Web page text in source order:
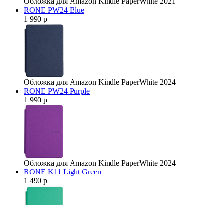
RONE PW24 Blue
1 990 р
Обложка для Amazon Kindle PaperWhite 2024
RONE PW24 Purple
1 990 р
Обложка для Amazon Kindle PaperWhite 2024
RONE K11 Light Green
1 490 р